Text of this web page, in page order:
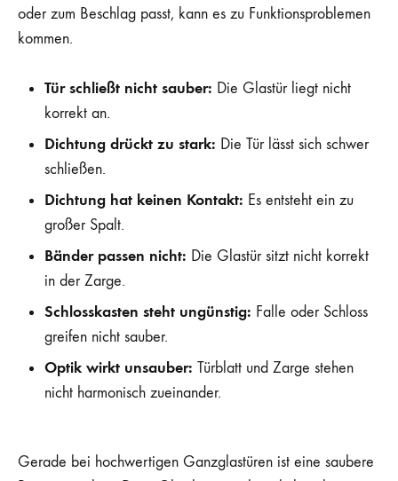
oder zum Beschlag passt, kann es zu Funktionsproblemen
kommen.
Tür schließt nicht sauber: Die Glastür liegt nicht
korrekt an.
Dichtung drückt zu stark: Die Tür lässt sich schwer
schließen.
Dichtung hat keinen Kontakt: Es entsteht ein zu
großer Spalt.
Bänder passen nicht: Die Glastür sitzt nicht korrekt
in der Zarge.
Schlosskasten steht ungünstig: Falle oder Schloss
greifen nicht sauber.
Optik wirkt unsauber: Türblatt und Zarge stehen
nicht harmonisch zueinander.
Gerade bei hochwertigen Ganzglastüren ist eine saubere